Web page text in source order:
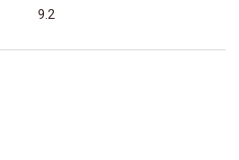
9.2